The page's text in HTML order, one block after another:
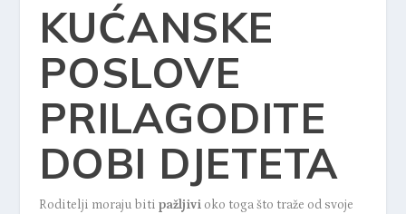
KUĆANSKE
POSLOVE
PRILAGODITE
DOBI DJETETA
Roditelji moraju biti pažljivioko toga što traže od svoje